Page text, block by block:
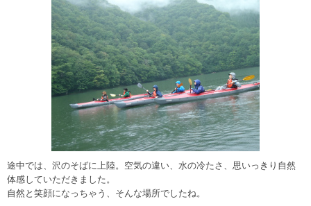
途中では、沢のそばに上陸。空気の違い、水の冷たさ、思いっきり自然
体感していただきました。
自然と笑顔になっちゃう、そんな場所でしたね。